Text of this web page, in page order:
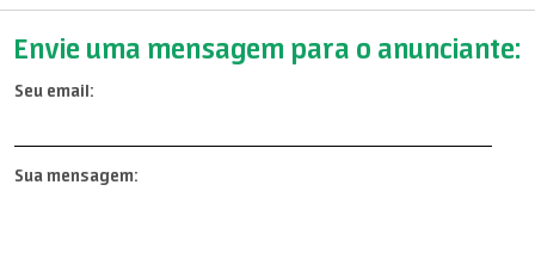
Envie uma mensagem para o anunciante:
Seu email:
Sua mensagem: